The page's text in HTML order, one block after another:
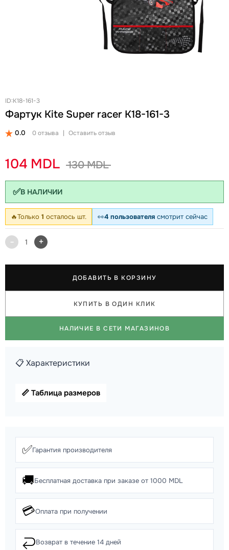
Школьные рюкзаки на колесах Snowball
Детские кошельки
Дошкольные рюкзаки
Pungă cosmetică
Зонты
ID:K18-161-3
Фартук Kite Super racer K18-161-3
0.0 0 отзыва | Оставить отзыв
104 MDL 130 MDL
✅В НАЛИЧИИ
🔥Только 1 осталось шт. 👀4 пользователя смотрит сейчас
- 1 +
ДОБАВИТЬ В КОРЗИНУ
КУПИТЬ В ОДИН КЛИК
НАЛИЧИЕ В СЕТИ МАГАЗИНОВ
📋 Характеристики
📏 Таблица размеров
✅Гарантия производителя
🚚Бесплатная доставка при заказе от 1000 MDL
💳Оплата при получении
↩️Возврат в течение 14 дней